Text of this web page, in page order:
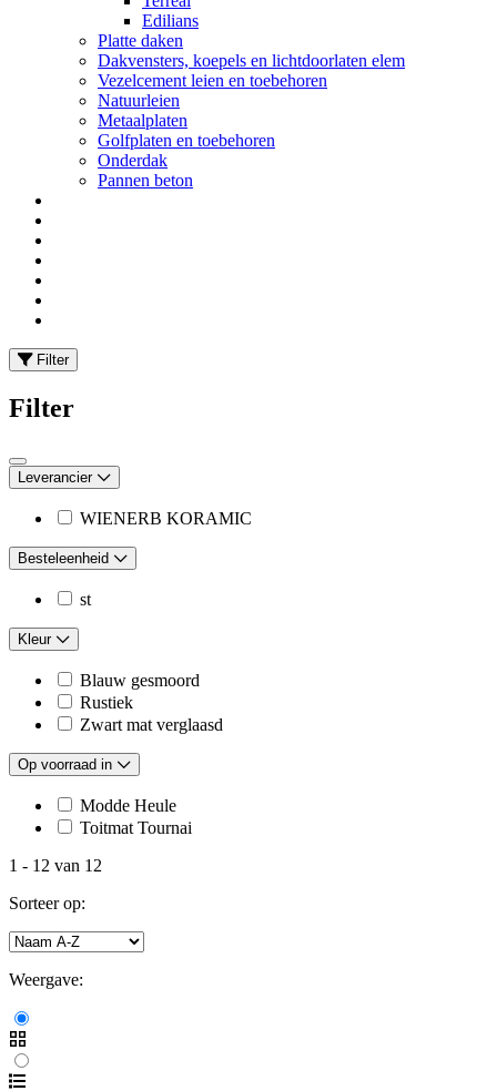
Edilians
Platte daken
Dakvensters, koepels en lichtdoorlaten elem
Vezelcement leien en toebehoren
Natuurleien
Metaalplaten
Golfplaten en toebehoren
Onderdak
Pannen beton
Filter
Filter
Leverancier
WIENERB KORAMIC
Besteleenheid
st
Kleur
Blauw gesmoord
Rustiek
Zwart mat verglaasd
Op voorraad in
Modde Heule
Toitmat Tournai
1 - 12 van 12
Sorteer op:
Weergave: